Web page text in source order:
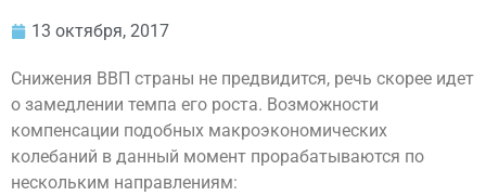
13 октября, 2017
Снижения ВВП страны не предвидится, речь скорее идет
о замедлении темпа его роста. Возможности
компенсации подобных макроэкономических
колебаний в данный момент прорабатываются по
нескольким направлениям: